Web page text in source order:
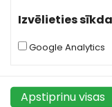
Izvēlieties
Google Analytics
Apstiprinu visas